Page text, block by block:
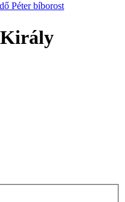
Péter bíborost